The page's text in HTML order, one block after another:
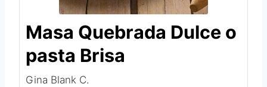
Masa Quebrada Dulce o
pasta Brisa
Gina Blank C.‎